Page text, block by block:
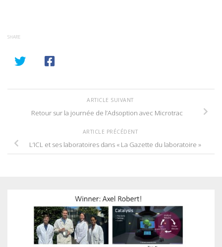
SHARE
ARTICLE SUIVANT
Retour sur la journée de l’Adsoption avec Microtrac
ARTICLE PRÉCÉDENT
L’ICL et ses laboratoires dans « La Gazette du laboratoire »